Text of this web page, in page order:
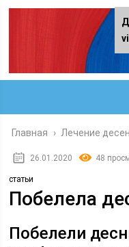
Главная › Лечение десен
26.01.2020 48
статьи
Побелела
Побелели